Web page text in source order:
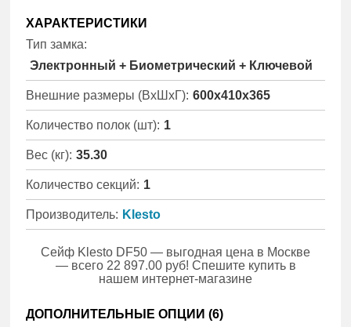
ХАРАКТЕРИСТИКИ
Тип замка:
Электронный + Биометрический + Ключевой
Внешние размеры (ВхШхГ): 600x410x365
Количество полок (шт): 1
Вес (кг): 35.30
Количество секций: 1
Производитель: Klesto
Сейф Klesto DF50 — выгодная цена в Москве
— всего 22 897.00 руб! Спешите купить в
нашем интернет-магазине
ДОПОЛНИТЕЛЬНЫЕ ОПЦИИ (6)